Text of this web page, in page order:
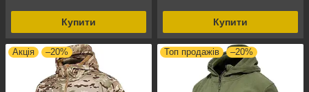
Купити Купити
Акція –20% Топ продажів –20%